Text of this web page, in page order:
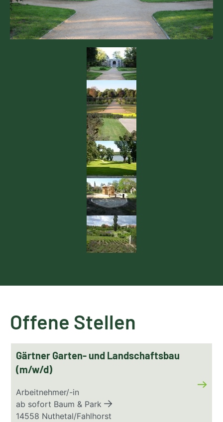
Offene Stellen
Gärtner Garten- und Landschaftsbau
(m/w/d)
Arbeitnehmer/-in
ab sofort Baum & Park
14558 Nuthetal/Fahlhorst
Link